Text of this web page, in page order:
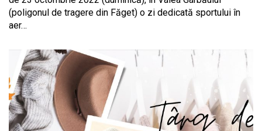
(poligonul de tragere din Făget) o zi dedicată sportului în
aer…